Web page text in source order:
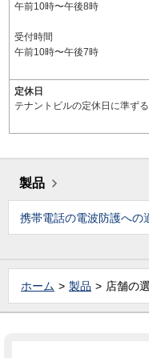
午前10時〜午後8時
受付時間
午前10時〜午後7時
定休日
テナントビルの定休日に準ずる
製品
携帯電話の電波防護への
ホーム 製品 店舗の